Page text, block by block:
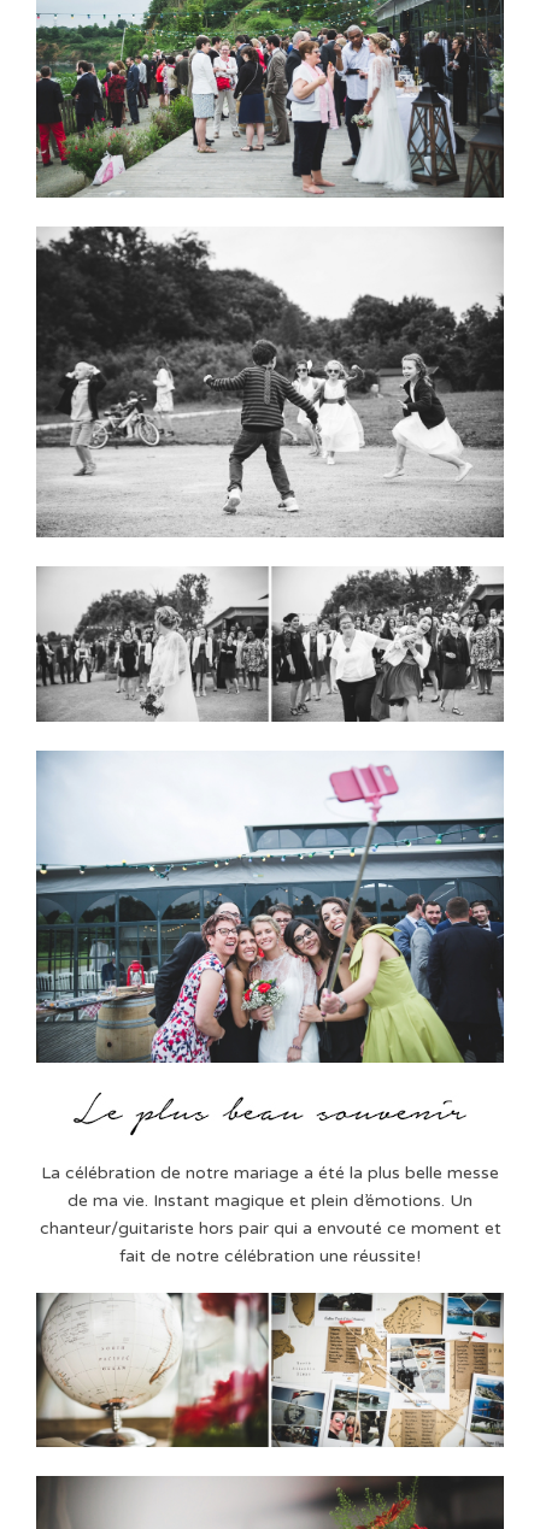
La célébration de notre mariage a été la plus belle messe
de ma vie. Instant magique et plein d’émotions. Un
chanteur/guitariste hors pair qui a envouté ce moment et
fait de notre célébration une réussite!